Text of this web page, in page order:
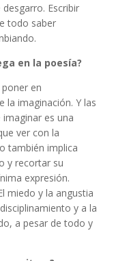
Escribir
todo saber
en la poesía?
en
la imaginación. Y las
es una
ver con la
también implica
y recortar su
expresión.
miedo y la angustia
y a la
a pesar de todo y